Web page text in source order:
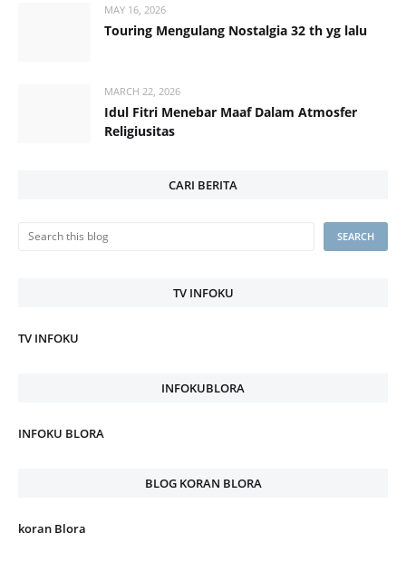
MAY 16, 2026
Touring Mengulang Nostalgia 32 th yg lalu
MARCH 22, 2026
Idul Fitri Menebar Maaf Dalam Atmosfer
Religiusitas
CARI BERITA
TV INFOKU
TV INFOKU
INFOKUBLORA
INFOKU BLORA
BLOG KORAN BLORA
koran Blora